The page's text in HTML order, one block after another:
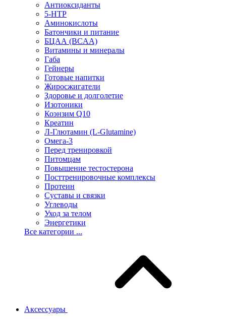
Антиоксиданты
5-HTP
Аминокислоты
Батончики и питание
БЦАА (BCAA)
Витамины и минералы
Габа
Гейнеры
Готовые напитки
Жиросжигатели
Здоровье и долголетие
Изотоники
Коэнзим Q10
Креатин
Л-Глютамин (L-Glutamine)
Омега-3
Перед тренировкой
Питомцам
Повышение тестостерона
Посттренировочные комплексы
Протеин
Суставы и связки
Углеводы
Уход за телом
Энергетики
Все категории ...
Аксессуары